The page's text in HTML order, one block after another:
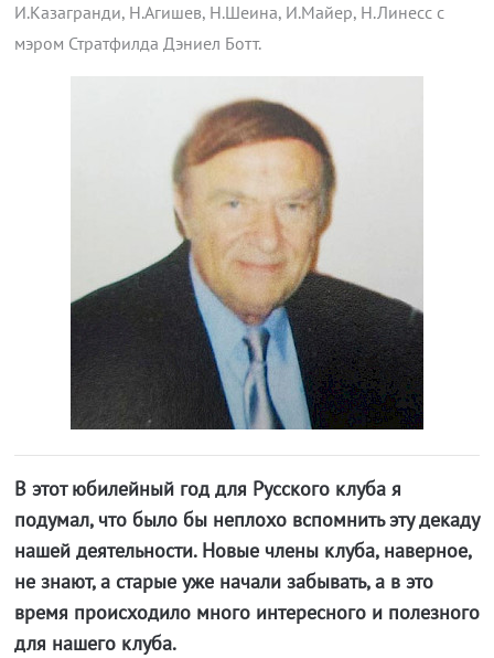
И.Казагранди, Н.Агишев, Н.Шеина, И.Майер, Н.Линесс с
мэром Стратфилда Дэниел Ботт.
В этот юбилейный год для Русского клуба я
подумал, что было бы неплохо вспомнить эту декаду
нашей деятельности. Новые члены клуба, наверное,
не знают, а старые уже начали забывать, а в это
время происходило много интересного и полезного
для нашего клуба.